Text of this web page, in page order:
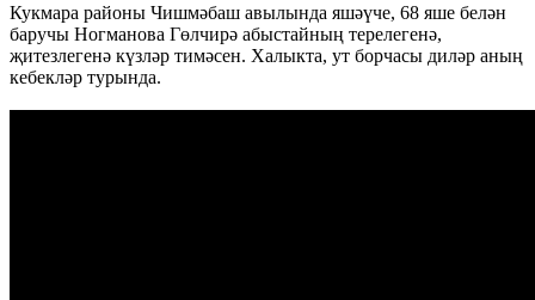
Кукмара районы Чишмәбаш авылында яшәүче, 68 яше белән
баручы Ногманова Гөлчирә абыстайның терелегенә,
җитезлегенә күзләр тимәсен. Халыкта, ут борчасы диләр аның
кебекләр турында.